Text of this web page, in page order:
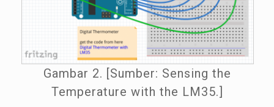
Gambar 2. [Sumber: Sensing the
Temperature with the LM35.]